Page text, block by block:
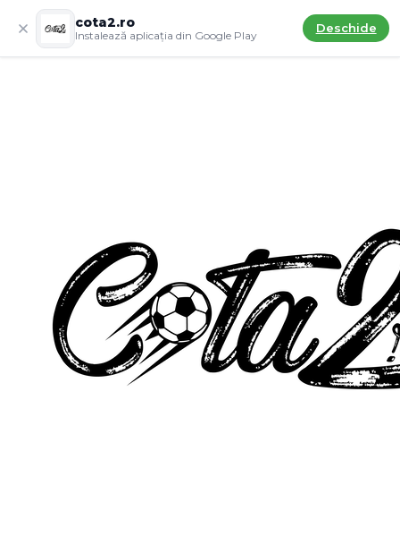
cota2.ro
Instalează aplicația din Google Play Deschide